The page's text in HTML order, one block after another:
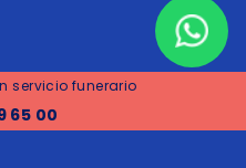
servicio funerario
65 00
defunción
cambios de titular